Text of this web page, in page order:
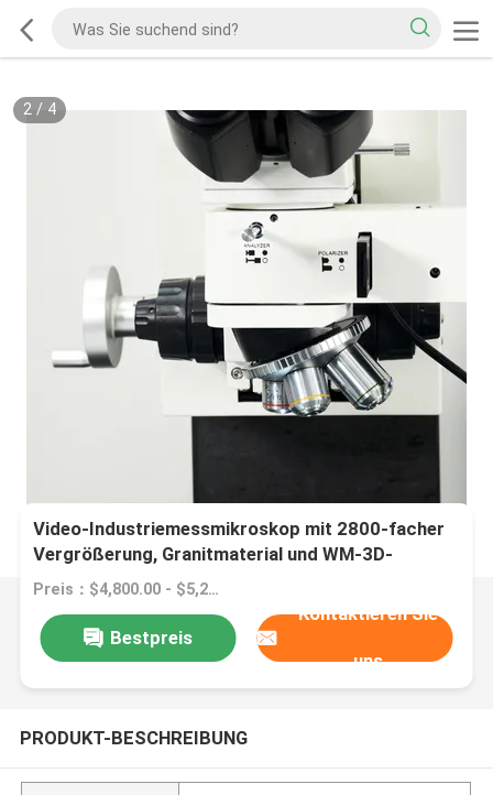
2/ 4
Video-Industriemessmikroskop mit 2800-facher
Vergrößerung, Granitmaterial und WM-3D-
Software für Elektronik und Hardware
Preis：$4,800.00 - $5,200.00/sets
Bestpreis
Kontaktieren Sie
uns
PRODUKT-BESCHREIBUNG